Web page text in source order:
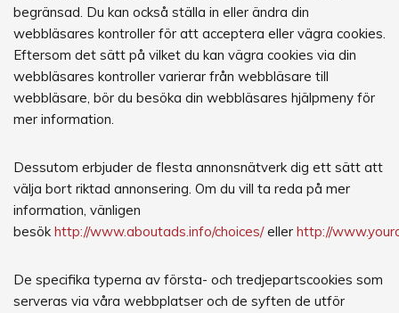
begränsad. Du kan också ställa in eller ändra din
webbläsares kontroller för att acceptera eller vägra cookies.
Eftersom det sätt på vilket du kan vägra cookies via din
webbläsares kontroller varierar från webbläsare till
webbläsare, bör du besöka din webbläsares hjälpmeny för
mer information.
Dessutom erbjuder de flesta annonsnätverk dig ett sätt att
välja bort riktad annonsering. Om du vill ta reda på mer
information, vänligen
besökhttp://www.aboutads.info/choices/eller http://
De specifika typerna av första- och tredjepartscookies som
serveras via våra webbplatser och de syften de utför